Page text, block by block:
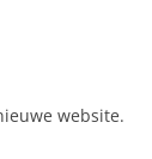
website.